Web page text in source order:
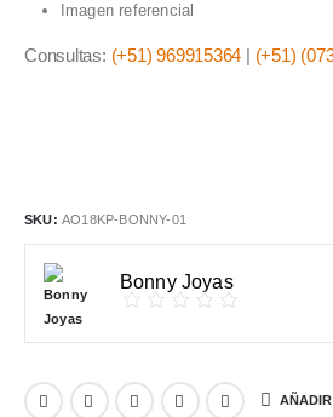
Imagen referencial
Consultas: (+51) 969915364 (+51)
SKU: AO18KP-BONNY-01
Bonny Joyas
AÑADIR